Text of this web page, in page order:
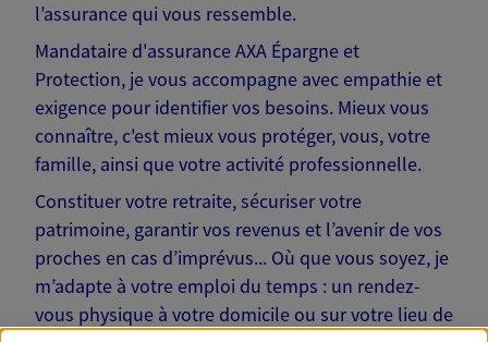
l’assurance qui vous ressemble.
Mandataire d'assurance AXA Épargne et
Protection, je vous accompagne avec empathie et
exigence pour identifier vos besoins. Mieux vous
connaître, c'est mieux vous protéger, vous, votre
famille, ainsi que votre activité professionnelle.
Constituer votre retraite, sécuriser votre
patrimoine, garantir vos revenus et l’avenir de vos
proches en cas d’imprévus... Où que vous soyez, je
m’adapte à votre emploi du temps : un rendez-
vous physique à votre domicile ou sur votre lieu de